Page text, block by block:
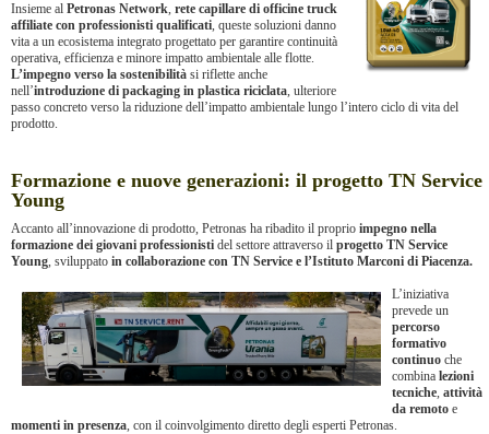
Insieme al Petronas Network, rete capillare di officine truck
affiliate con professionisti qualificati, queste soluzioni danno
vita a un ecosistema integrato progettato per garantire continuità
operativa, efficienza e minore impatto ambientale alle flotte.
L’impegno verso la sostenibilità si riflette anche
nell’introduzione di packaging in plastica riciclata, ulteriore
passo concreto verso la riduzione dell’impatto ambientale lungo l’intero ciclo di vita del
prodotto.
Formazione e nuove generazioni: il progetto TN Service
Young
Accanto all’innovazione di prodotto, Petronas ha ribadito il proprio impegno nella
formazione dei giovani professionisti del settore attraverso il progetto TN Service
Young, sviluppato in collaborazione con TN Service e l’Istituto Marconi di Piacenza.
L’iniziativa
prevede un
percorso
formativo
continuoche
combina lezioni
tecniche, attività
da remoto e
momenti in presenza, con il coinvolgimento diretto degli esperti Petronas.